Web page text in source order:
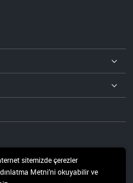
sitemizde çerezler
Metni’ni okuyabilir ve